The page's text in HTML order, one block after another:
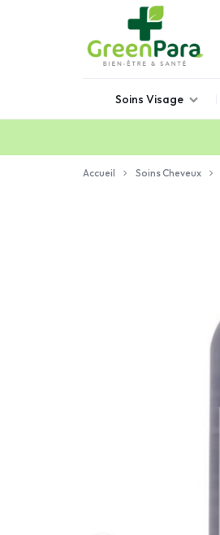
GREENPARA
Parapharmacie
Maroc
Soins Visage
Accueil Soins Cheveux